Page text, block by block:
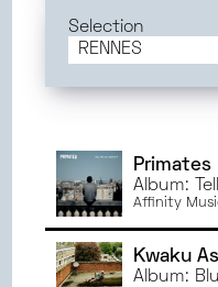
MAI
2025
AVRIL2025
DÉCEMBRE2024
NOVEMBRE2024
OCTOBRE
SEPTEMBRE
2024
JUIN2024
Selection
RENNES
ORLÉANS
DIJON
ANGERS
RENNES
Primates
Album:
Affinity
Kwaku
Album: